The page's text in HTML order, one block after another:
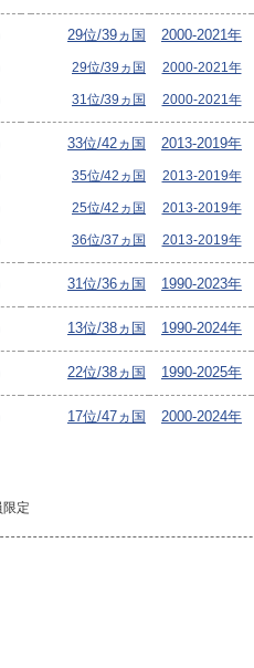
29位/39ヵ国 2000-2021年
29位/39ヵ国 2000-2021年
31位/39ヵ国 2000-2021年
33位/42ヵ国 2013-2019年
35位/42ヵ国 2013-2019年
25位/42ヵ国 2013-2019年
36位/37ヵ国 2013-2019年
31位/36ヵ国 1990-2023年
13位/38ヵ国 1990-2024年
22位/38ヵ国 1990-2025年
17位/47ヵ国 2000-2024年
限定